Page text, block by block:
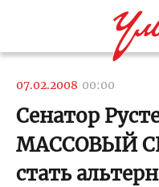
07.02.2008 00:00
Сенатор
МАССОВЫЙ
стать